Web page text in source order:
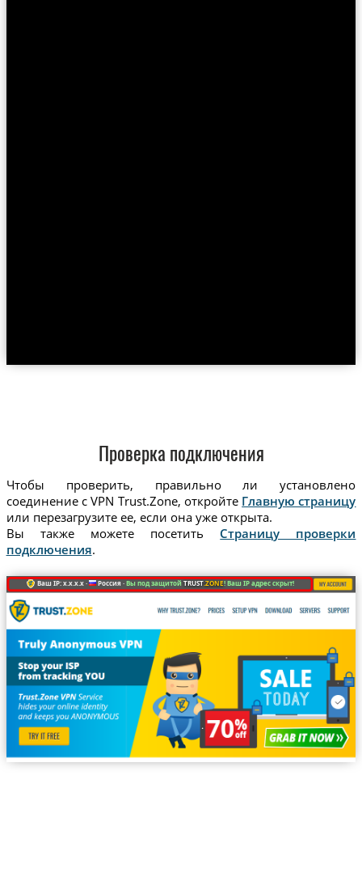
Проверка подключения
Чтобы проверить, правильно ли установлено
соединение с VPN Trust.Zone, откройте Главную страницу
или перезагрузите ее, если она уже открыта.
Вы также можете посетить Страницу проверки
подключения.
Ваш IP: x.x.x.x · Россия ·Вы под защитойTRUST.ZONE! Ваш IP адрес скрыт!